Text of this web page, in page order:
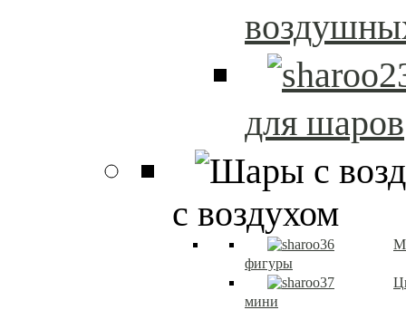
для шаров
с воздухом
фигуры
мини